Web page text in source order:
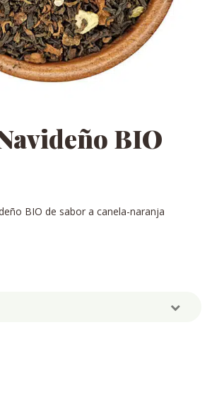
BIO
BIO de sabor a canela-naranja